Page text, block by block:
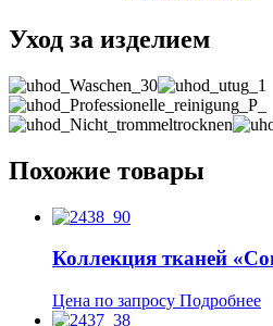
Уход за изделием
Похожие товары
Коллекция тканей
Цена по запросу Подробнее